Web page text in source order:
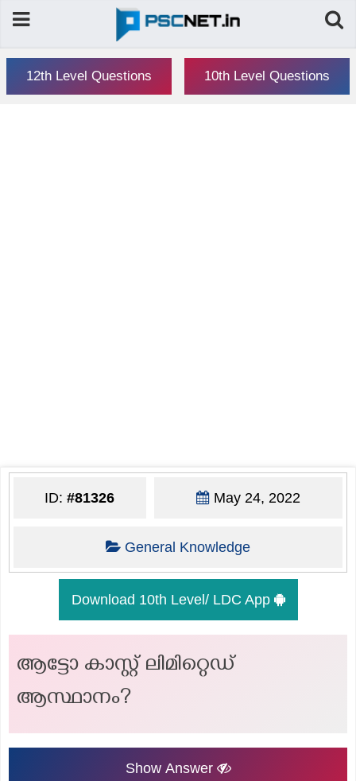
12th Level Questions 10th Level Questions
ID:#81326 May 24, 2022
General Knowledge
Download 10th Level/ LDC App
ആട്ടോ കാസ്റ്റ് ലിമിറ്റെഡ്
ആസ്ഥാനം?
Show Answer